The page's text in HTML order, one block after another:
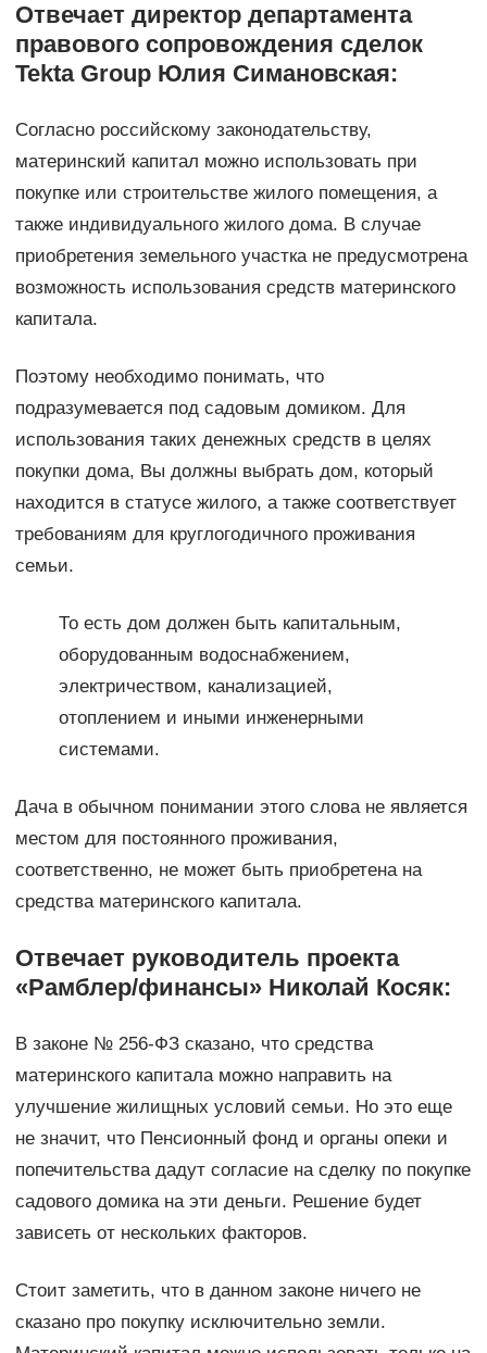
Отвечает директор департамента
правового сопровождения сделок
Tekta Group Юлия Симановская:
Согласно российскому законодательству,
материнский капитал можно использовать при
покупке или строительстве жилого помещения, а
также индивидуального жилого дома. В случае
приобретения земельного участка не предусмотрена
возможность использования средств материнского
капитала.
Поэтому необходимо понимать, что
подразумевается под садовым домиком. Для
использования таких денежных средств в целях
покупки дома, Вы должны выбрать дом, который
находится в статусе жилого, а также соответствует
требованиям для круглогодичного проживания
семьи.
То есть дом должен быть капитальным,
оборудованным водоснабжением,
электричеством, канализацией,
отоплением и иными инженерными
системами.
Дача в обычном понимании этого слова не является
местом для постоянного проживания,
соответственно, не может быть приобретена на
средства материнского капитала.
Отвечает руководитель проекта
«Рамблер/финансы» Николай Косяк:
В законе № 256-ФЗ сказано, что средства
материнского капитала можно направить на
улучшение жилищных условий семьи. Но это еще
не значит, что Пенсионный фонд и органы опеки и
попечительства дадут согласие на сделку по покупке
садового домика на эти деньги. Решение будет
зависеть от нескольких факторов.
Стоит заметить, что в данном законе ничего не
сказано про покупку исключительно земли.